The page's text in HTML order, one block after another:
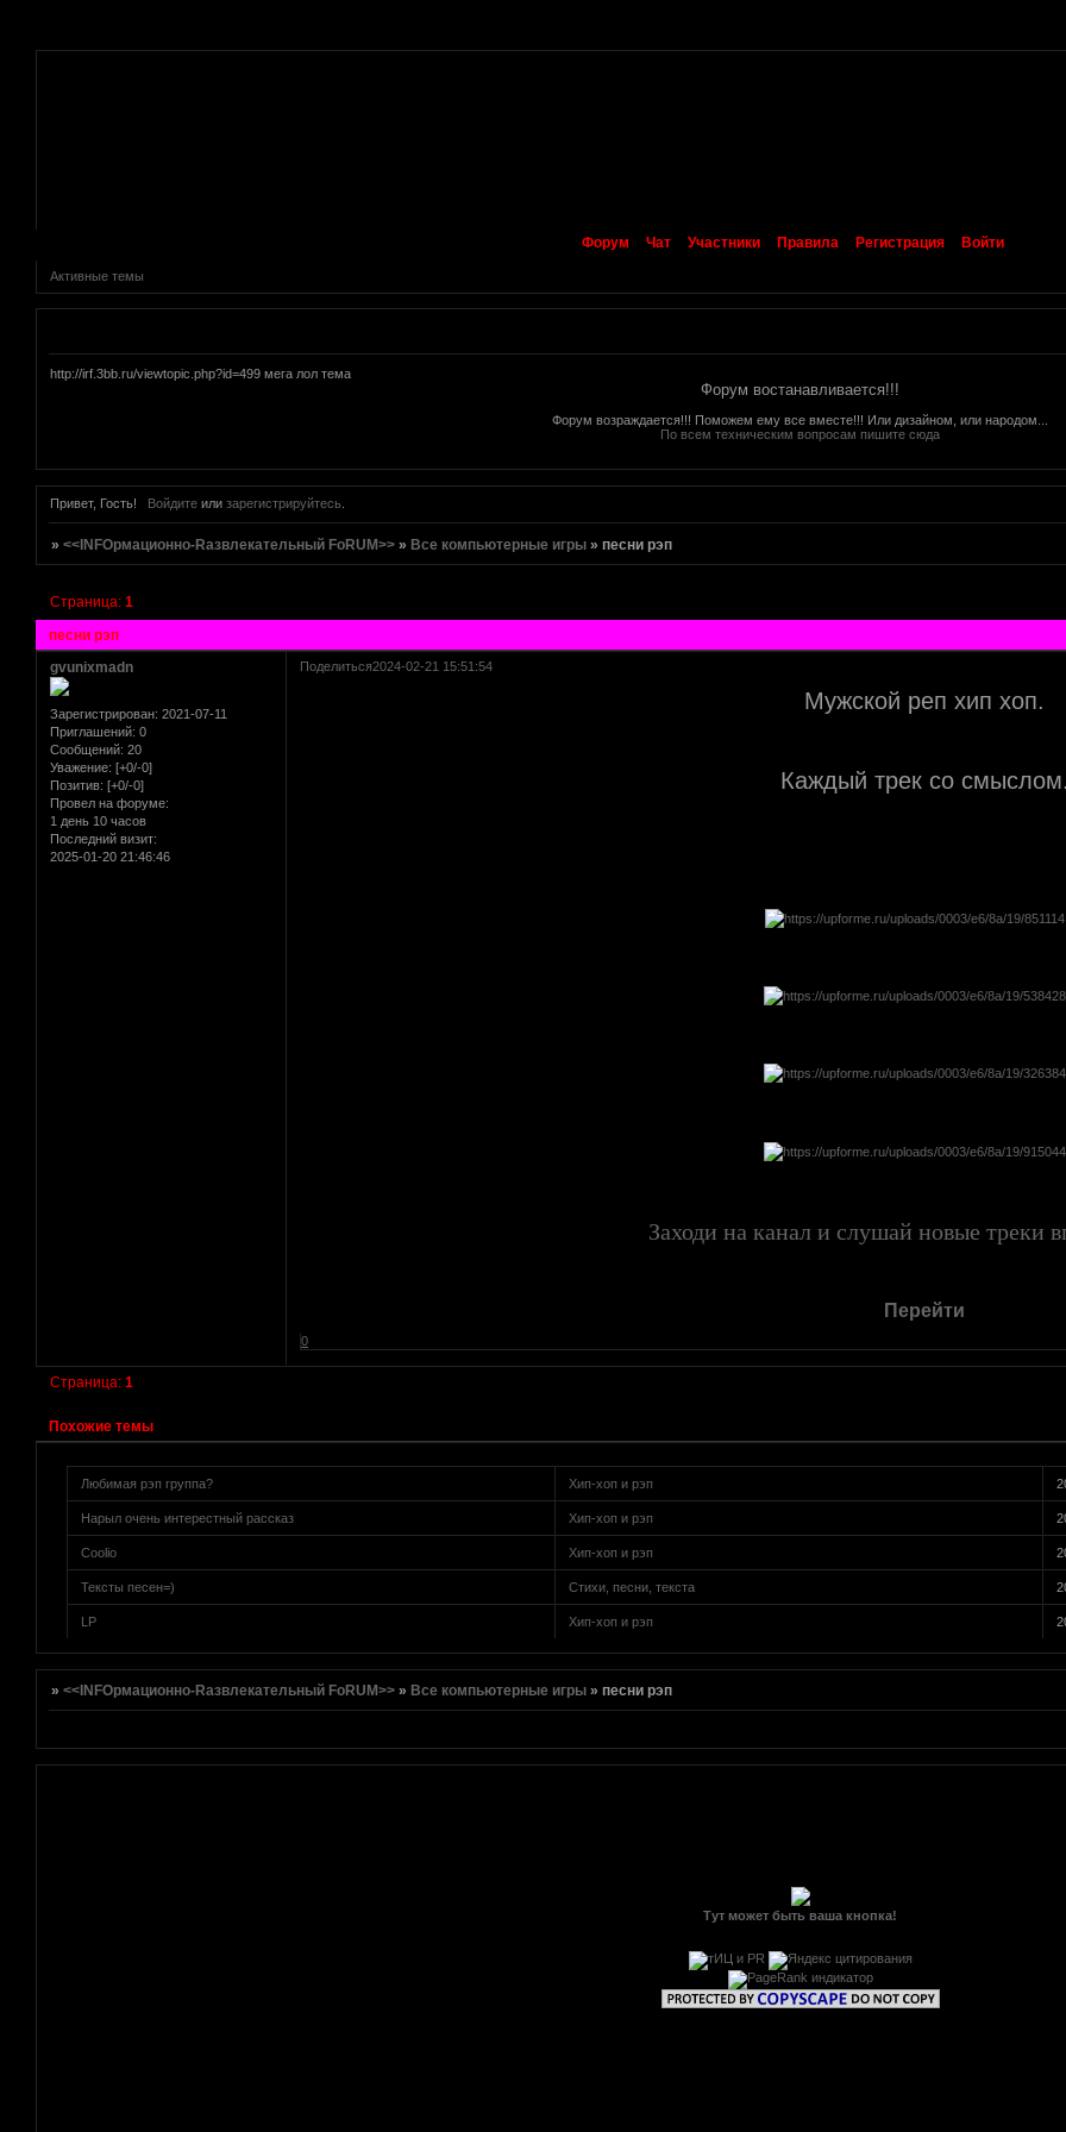
Форум Чат Участники Правила Регистрация Войти
Активные темы
http://irf.3bb.ru/viewtopic.php?id=499 мега лол тема
Форум востанавливается!!!
Форум возраждается!!! Поможем ему все вместе!!! Или дизайном, или народом...
По всем техническим вопросам пишите сюда
Привет, Гость! Войдитеили зарегистрируйтесь.
»<<INFOрмационно-Rазвлекательный FoRUM>> » Все компьютерные игры »песни рэп
песни рэп
Страница:1
Поделиться2024-02-21 15:51:54
gvunixmadn
Зарегистрирован: 2021-07-11
Приглашений: 0
Сообщений: 20
Уважение: [+0/-0]
Позитив: [+0/-0]
Провел на форуме:
1 день 10 часов
Последний визит:
2025-01-20 21:46:46
Мужской реп хип хоп.
Каждый трек со
Заходи на канал и слушай новые треки
Перейти
0
Страница:1
Похожие темы
Любимая рэп группа? Хип-хоп и рэп
Нарыл очень интерестный рассказ Хип-хоп и рэп
Coolio Хип-хоп и рэп
Тексты песен=) Стихи, песни, текста
LP Хип-хоп и рэп
»<<INFOрмационно-Rазвлекательный FoRUM>> » Все компьютерные игры »песни рэп
[реклама вместо картинки]
[реклама вместо картинки]
[реклама вместо картинки]
Тут может быть ваша кнопка!